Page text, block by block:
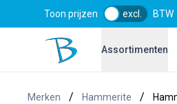
Toon prijzen excl. BTW
Bol Glascentrum B.V.Assortimenten
Merken / Hammerite /